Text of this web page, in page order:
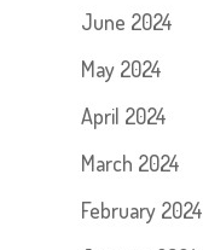
June 2024
May 2024
April 2024
March 2024
February 2024